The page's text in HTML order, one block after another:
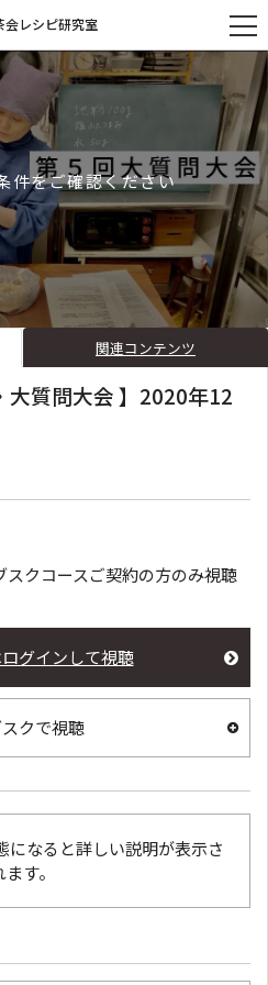
レシピ研究室
件をご確認ください
関連コンテンツ
質問大会 】2020年12
クコースご契約の方のみ視聴
グインして視聴
クで視聴
になると詳しい説明が表示さ
す。